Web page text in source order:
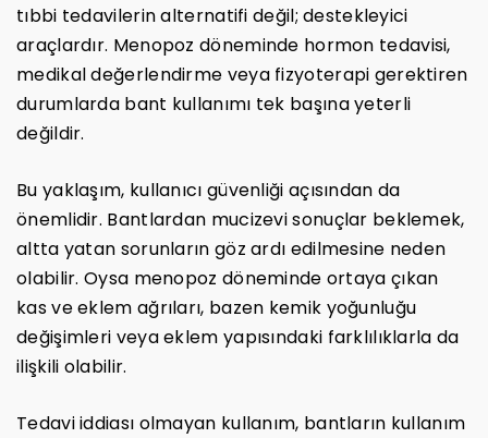
tıbbi tedavilerin alternatifi değil; destekleyici
araçlardır. Menopoz döneminde hormon tedavisi,
medikal değerlendirme veya fizyoterapi gerektiren
durumlarda bant kullanımı tek başına yeterli
değildir.
Bu yaklaşım, kullanıcı güvenliği açısından da
önemlidir. Bantlardan mucizevi sonuçlar beklemek,
altta yatan sorunların göz ardı edilmesine neden
olabilir. Oysa menopoz döneminde ortaya çıkan
kas ve eklem ağrıları, bazen kemik yoğunluğu
değişimleri veya eklem yapısındaki farklılıklarla da
ilişkili olabilir.
Tedavi iddiası olmayan kullanım, bantların kullanım